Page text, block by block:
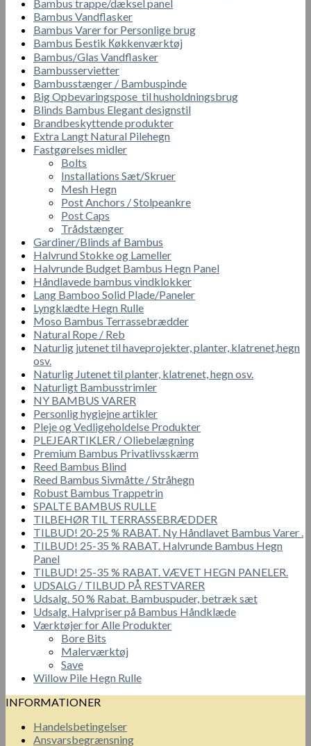
Bambus trappe/dæksel panel
Bambus Vandflasker
Bambus Varer for Personlige brug
Bambus Бestik Кøkkenværktøj
Bambus/Glas Vandflasker
Bambusservietter
Bambusstænger / Bambuspinde
Big Opbevaringspose til husholdningsbrug
Blinds Bambus Elegant designstil
Brandbeskyttende produkter
Extra Langt Natural Pilehegn
Fastgørelses midler
Bolts
Installations Sæt/Skruer
Mesh Hegn
Post Anchors / Stolpeankre
Post Caps
Trådstænger
Gardiner/Blinds af Bambus
Halvrund Stokke og Lameller
Halvrunde Budget Bambus Hegn Panel
Håndlavede bambus vindklokker
Lang Bamboo Solid Plade/Paneler
Lyngklædte Hegn Rulle
Moso Bambus Terrassebrædder
Natural Rope / Reb
Naturlig jutenet til haveprojekter, planter, klatrenet,hegn
osv.
Naturlig Jutenet til planter, klatrenet, hegn osv.
Naturligt Bambusstrimler
NY BAMBUS VARER
Personlig hygiejne artikler
Pleje og Vedligeholdelse Produkter
PLEJEARTIKLER / Oliebelægning
Premium Bambus Privatlivsskærm
Reed Bambus Blind
Reed Bambus Sivmåtte / Stråhegn
Robust Bambus Trappetrin
SPALTE BAMBUS RULLE
TILBEHØR TIL TERRASSEBRÆDDER
TILBUD! 20-25 % RABAT. Ny Håndlavet Bambus Varer .
TILBUD! 25-35 % RABAT. Halvrunde Bambus Hegn
Panel
TILBUD! 25-35 % RABAT. VÆVET HEGN PANELER.
UDSALG / TILBUD PÅ RESTVARER
Udsalg. 50 % Rabat. Bambuspuder, betræk sæt
Udsalg. Halvpriser på Bambus Håndklæde
Værktøjer for Alle Produkter
Bore Bits
Malerværktøj
Save
Willow Pile Hegn Rulle
INFORMATIONER
Handelsbetingelser
Ansvarsbegrænsning